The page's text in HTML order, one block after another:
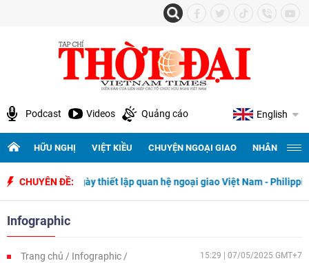
Podcast Videos Quảng cáo English
HỮU NGHỊ VIỆT KIỀU CHUYỆN NGOẠI GIAO NHÂN
CHUYÊN ĐỀ:
niệm 50 năm ngày thiết lập quan hệ ngoại giao Việt Nam - Philippines
Infographic
Trang chủ Infographic 15:29 | 07/05/2025 GMT+7